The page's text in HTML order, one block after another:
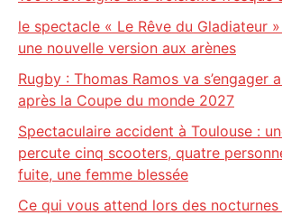
le spectacle « Le Rêve du Gladiateur
une nouvelle version aux arènes
Rugby : Thomas Ramos va s’engager
après la Coupe du monde 2027
Spectaculaire accident à Toulouse :
percute cinq scooters, quatre
fuite, une femme blessée
Ce qui vous attend lors des